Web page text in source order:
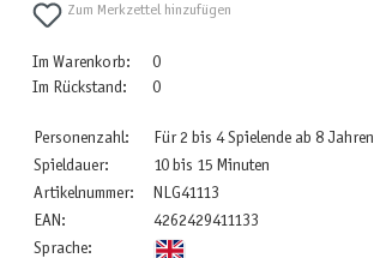
Zum Merkzettel hinzufügen
Im Warenkorb:
0
Im Rückstand:
0
Personenzahl:
Für 2 bis 4 Spielende ab 8 Jahren
Spieldauer:
10 bis 15 Minuten
Artikelnummer:
NLG41113
EAN:
4262429411133
Sprache: